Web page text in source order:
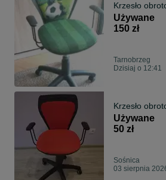
Krzesło
Używane
150 zł
Tarnobrzeg
Dzisiaj o 12:41
Krzesło
Używane
50 zł
Sośnica
03 sierpnia